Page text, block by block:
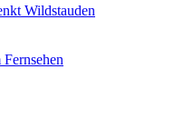
Wildstauden